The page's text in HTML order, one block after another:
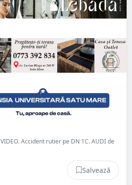
VIDEO. Accident rutier pe DN 1C. AUDI de
Salvează